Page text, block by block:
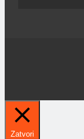
Zatvori